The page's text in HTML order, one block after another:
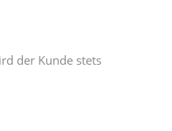
der Kunde stets